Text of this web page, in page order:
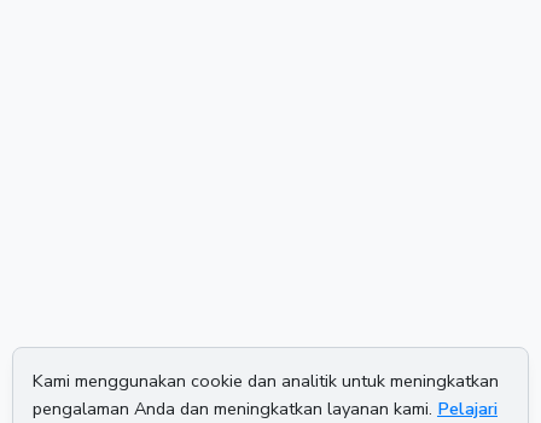
Kami menggunakan cookie dan analitik untuk meningkatkan
pengalaman Anda dan meningkatkan layanan kami. Pelajari